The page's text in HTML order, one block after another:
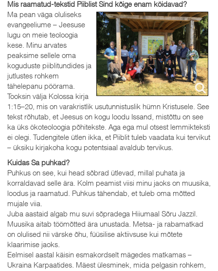
Mis raamatud-tekstid Piiblist Sind kõige enam köidavad?
Ma pean väga oluliseks
evangeeliume – Jeesuse
lugu on meie teoloogia
kese. Minu arvates
peaksime sellele oma
koguduste piiblitundides ja
jutlustes rohkem
tähelepanu pöörama.
Tooksin välja Kolossa kirja
1:15–20, mis on varakristlik usutunnistuslik hümn Kristusele. See
tekst rõhutab, et Jeesus on kogu loodu Issand, mistõttu on see
ka üks ökoteoloogia põhitekste. Aga ega mul otsest lemmikteksti
ei olegi. Tudengitele ütlen ikka, et Piiblit tuleb vaadata kui tervikut
– üksiku kirjakoha kogu potentsiaal avaldub tervikus.
Kuidas Sa puhkad?
Puhkus on see, kui head sõbrad ütlevad, millal puhata ja
korraldavad selle ära. Kolm peamist viisi minu jaoks on muusika,
loodus ja raamatud. Puhkus tähendab, et tuleb oma mõtted
mujale viia.
Juba aastaid algab mu suvi sõpradega Hiiumaal Sõru Jazzil.
Muusika aitab töömõtted ära unustada. Metsa- ja rabamatkad
on olulised nii värske õhu, füüsilise aktiivsuse kui mõtete
klaarimise jaoks.
Eelmisel aastal käisin esmakordselt mägedes matkamas –
Ukraina Karpaatides. Mäest ülesminek, mida pelgasin rohkem,